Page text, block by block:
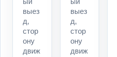
выез
д,
стор
ону
движ
выез
д,
стор
ону
движ